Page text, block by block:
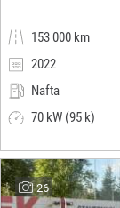
153 000 km
2022
Nafta
70 kW (95 k)
26